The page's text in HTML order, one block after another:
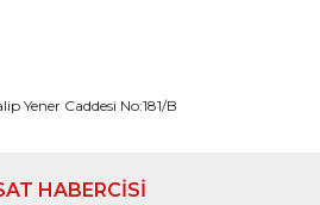
Yener Caddesi No:181/B
HABERCİSİ